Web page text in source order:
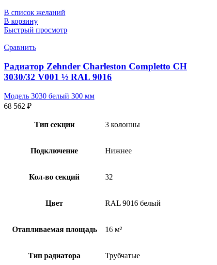
В список желаний
В корзину
Быстрый просмотр
Сравнить
Радиатор Zehnder Charleston Completto CH
3030/32 V001 ½ RAL 9016
Модель 3030 белый 300 мм
68 562 ₽
Тип секции 3 колонны
Подключение Нижнее
Кол-во секций 32
Цвет RAL 9016 белый
Отапливаемая площадь 16 м²
Тип радиатора Трубчатые